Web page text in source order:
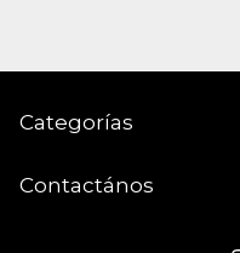
Categorías
Contactános